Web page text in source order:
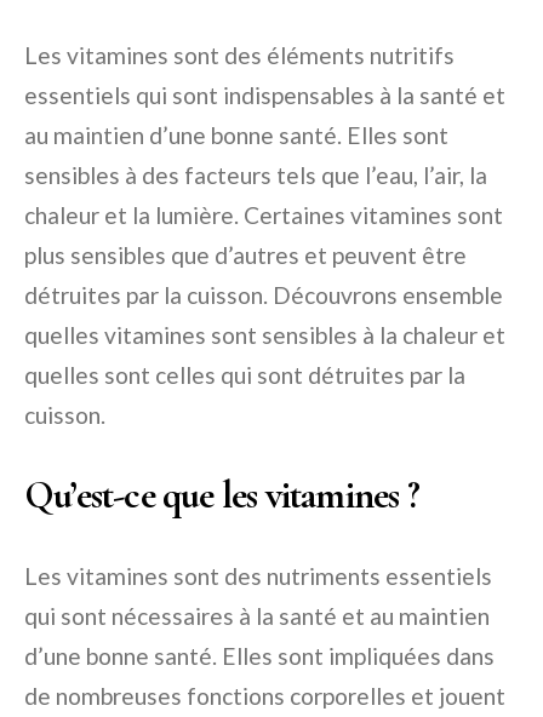
Les vitamines sont des éléments nutritifs
essentiels qui sont indispensables à la santé et
au maintien d’une bonne santé. Elles sont
sensibles à des facteurs tels que l’eau, l’air, la
chaleur et la lumière. Certaines vitamines sont
plus sensibles que d’autres et peuvent être
détruites par la cuisson. Découvrons ensemble
quelles vitamines sont sensibles à la chaleur et
quelles sont celles qui sont détruites par la
cuisson.
Qu’est-ce que les vitamines ?
Les vitamines sont des nutriments essentiels
qui sont nécessaires à la santé et au maintien
d’une bonne santé. Elles sont impliquées dans
de nombreuses fonctions corporelles et jouent